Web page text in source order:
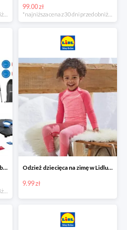
*najniższa cena z 30 dni przed obniżką
99.00 zł
*najniższa cena z 30 dni przed obniżką
CRIVIT® Unihokej, pitchball, bean bag lub disc golf Odzież dziecięca na zimę w Lidlu Online od 9,99 zł
9.99 zł